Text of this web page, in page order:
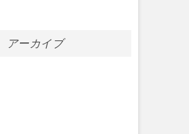
アーカイブ